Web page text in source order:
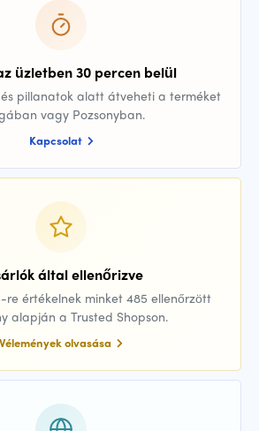
üzletben 30 percen belül
és pillanatok alatt átveheti a terméket
vagy Pozsonyban.
Kapcsolat
által ellenőrizve
re értékelnek minket 485 ellenőrzött
alapján a Trusted Shopson.
Vélemények olvasása